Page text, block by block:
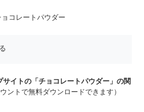
ョコレートパウダー
サイトの「チョコレートパウダー」の関
ウントで無料ダウンロードできます）